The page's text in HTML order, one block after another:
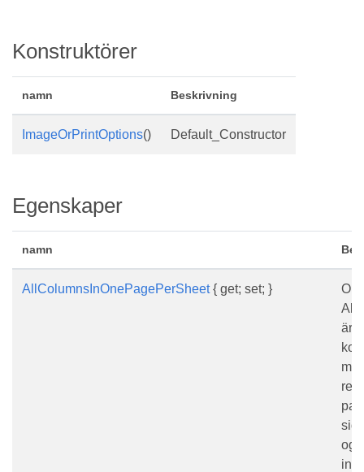
Konstruktörer
namn Beskrivning
ImageOrPrintOptions() Default_Constructor
Egenskaper
namn
AllColumnsInOnePagePerSheet{ get; set; }
Om
är